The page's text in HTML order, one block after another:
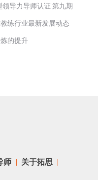
导力导师认证 第九期
练行业最新发展动态
的提升
师 | 关于拓思 |